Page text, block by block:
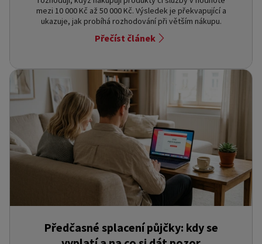
mezi 10 000 Kč až 50 000 Kč. Výsledek je překvapující a
ukazuje, jak probíhá rozhodování při větším nákupu.
Přečíst článek
Předčasné splacení půjčky: kdy se